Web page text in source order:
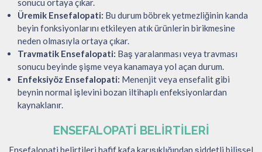
sonucu ortaya çıkar.
Üremik Ensefalopati: Bu durum böbrek yetmezliğinin kanda
beyin fonksiyonlarını etkileyen atık ürünlerin birikmesine
neden olmasıyla ortaya çıkar.
Travmatik Ensefalopati: Baş yaralanması veya travması
sonucu beyinde şişme veya kanamaya yol açan durum.
Enfeksiyöz Ensefalopati: Menenjit veya ensefalit gibi
beynin normal işlevini bozan iltihaplı enfeksiyonlardan
kaynaklanır.
ENSEFALOPATI BELIRTILERI
Ensefalopati belirtileri hafif kafa karışıklığından şiddetli bilişsel